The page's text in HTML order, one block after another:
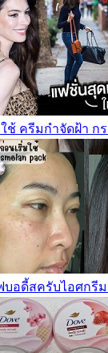
ช้ ครีมกำจัดฝ้า ก
บอดี้สครับไอศกรีม